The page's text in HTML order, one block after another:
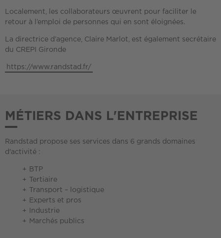
Localement, les collaborateurs œuvrent pour faciliter le
retour à l’emploi de personnes qui en sont éloignées.
La directrice d’agence, Claire Marlot, est également secrétaire
du CREPI Gironde
https://www.randstad.fr/
MÉTIERS DANS L'ENTREPRISE
Randstad propose ses services dans 6 grands domaines
d'activité :
BTP
Tertiaire
Transport – logistique
Experts et pros
Industrie
Marchés publics